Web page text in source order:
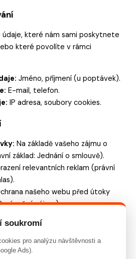
které nám sami poskytnete
které povolíte v rámci
Jméno, příjmení (u poptávek).
E-mail, telefon.
IP adresa, soubory cookies.
Na základě vašeho zájmu o
základ: Jednání o smlouvě).
relevantních reklam (právní
našeho webu před útoky
zájem).
uchováváme po dobu 3
soukromí
pro analýzu návštěvnosti a
Ads).